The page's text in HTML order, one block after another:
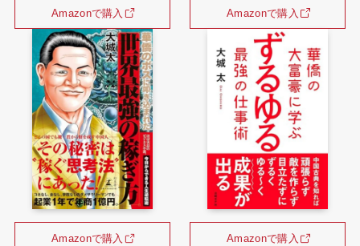
Amazonで購入 Amazonで購入
Amazonで購入 Amazonで購入